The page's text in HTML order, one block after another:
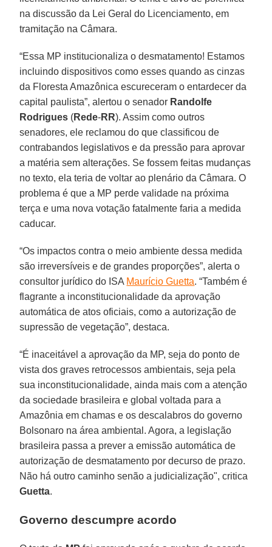
na discussão da Lei Geral do Licenciamento, em
tramitação na Câmara.
“Essa MP institucionaliza o desmatamento! Estamos
incluindo dispositivos como esses quando as cinzas
da Floresta Amazônica escureceram o entardecer da
capital paulista”, alertou o senador Randolfe
Rodrigues (Rede-RR). Assim como outros
senadores, ele reclamou do que classificou de
contrabandos legislativos e da pressão para aprovar
a matéria sem alterações. Se fossem feitas mudanças
no texto, ela teria de voltar ao plenário da Câmara. O
problema é que a MP perde validade na próxima
terça e uma nova votação fatalmente faria a medida
caducar.
“Os impactos contra o meio ambiente dessa medida
são irreversíveis e de grandes proporções”, alerta o
consultor jurídico do ISA Maurício Guetta. “Também é
flagrante a inconstitucionalidade da aprovação
automática de atos oficiais, como a autorização de
supressão de vegetação”, destaca.
“É inaceitável a aprovação da MP, seja do ponto de
vista dos graves retrocessos ambientais, seja pela
sua inconstitucionalidade, ainda mais com a atenção
da sociedade brasileira e global voltada para a
Amazônia em chamas e os descalabros do governo
Bolsonaro na área ambiental. Agora, a legislação
brasileira passa a prever a emissão automática de
autorização de desmatamento por decurso de prazo.
Não há outro caminho senão a judicialização", critica
Guetta.
Governo descumpre acordo